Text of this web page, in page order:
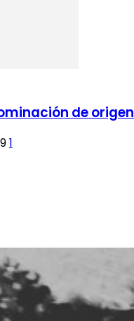
de origen
1